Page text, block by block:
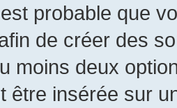
probable que
de créer des
moins deux
être insérée sur